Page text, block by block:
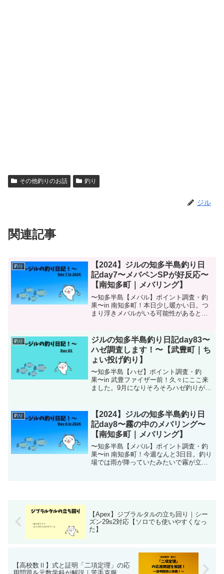
その他釣りのお話 釣り
ジル
関連記事
釣り
【2024】ジルの知多半島釣り日
記day7〜メバペンSPが好反応〜
【南知多町｜メバリング】
〜知多半島【メバル】ポイント調査・釣
果〜in 南知多町！本日少し暖かい日。つ
まり浮きメバルがいる可能性があるとい
釣り
ジルの知多半島釣り日記day83〜
ハゼ調査します！〜【武豊町｜ち
ょい投げ釣り】
〜知多半島【ハゼ】ポイント調査・釣
果〜in 武豊ファイザー前！久々にここ来
ました。9月になりそろそろハゼ釣りが楽
釣り
【2024】ジルの知多半島釣り日
記day8〜霧の中のメバリング〜
【南知多町｜メバリング】
〜知多半島【メバル】ポイント調査・釣
果〜in 南知多町！今週なんと3日目。釣り
場では雨が降っていたみたいで霧が立ち
【Apex】ジブラルタルの立ち回り｜シー
ズン29s2対応【ソロでも使いやすくなっ
た】
【高校数Ⅱ】式と証明「二項定理」の応